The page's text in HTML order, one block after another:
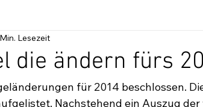
Horse
Inside the Barn All Futurities
die ändern fürs
Lesezeit
für 2014 beschlossen.
Nachstehend ein Auszug